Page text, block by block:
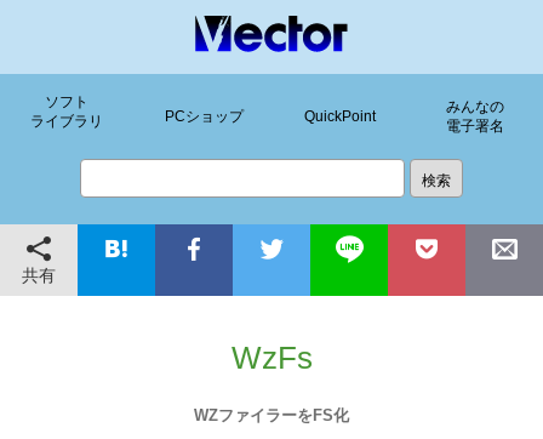
ソフト
ライブラリ
PCショップ QuickPoint
みんなの
電子署名
共有
WzFs
WZファイラーをFS化